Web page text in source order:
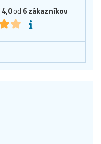
4,0od 6zákazníkov